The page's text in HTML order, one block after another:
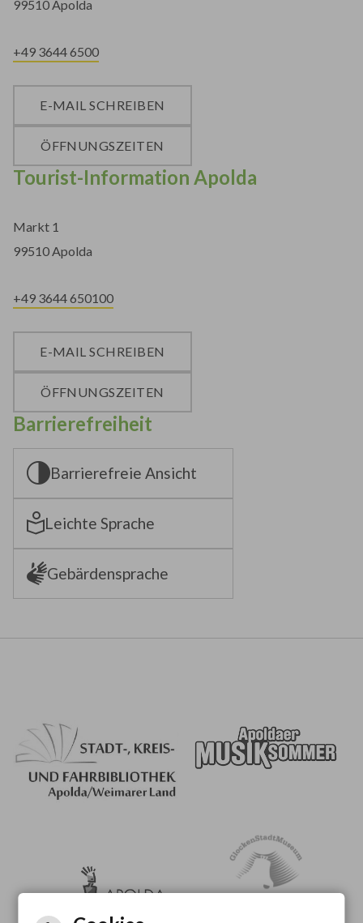
99510 Apolda
+49 3644 6500
E-MAIL SCHREIBEN
ÖFFNUNGSZEITEN
Tourist-Information Apolda
Markt 1
99510 Apolda
+49 3644 650100
E-MAIL SCHREIBEN
ÖFFNUNGSZEITEN
Barrierefreiheit
Barrierefreie Ansicht
Leichte Sprache
Gebärdensprache